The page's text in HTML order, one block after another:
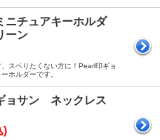
チュアキーホルダ
ーン
スベりたくない方に！Pearl印ギョ
ホルダーです。
ョサン ネックレス
)